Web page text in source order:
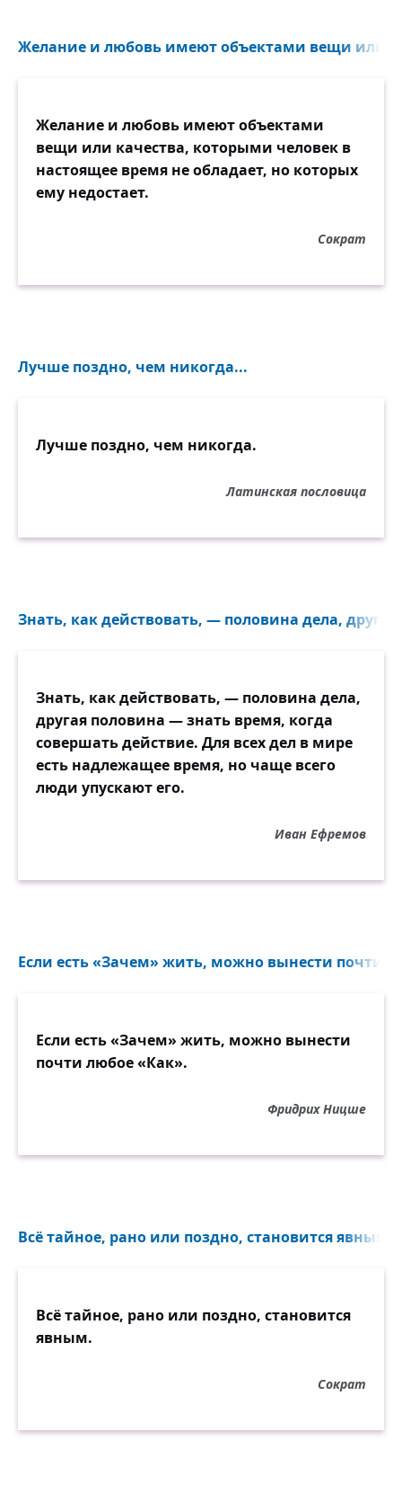
Желание и любовь имеют объектами вещи или
Желание и любовь имеют объектами
вещи или качества, которыми человек в
настоящее время не обладает, но которых
ему недостает.
Сократ
Лучше поздно, чем никогда...
Лучше поздно, чем никогда.
Латинская пословица
Знать, как действовать, — половина дела,
Знать, как действовать, — половина дела,
другая половина — знать время, когда
совершать действие. Для всех дел в мире
есть надлежащее время, но чаще всего
люди упускают его.
Иван Ефремов
Если есть «Зачем» жить, можно вынести почти
Если есть «Зачем» жить, можно вынести
почти любое «Как».
Фридрих Ницше
Всё тайное, рано или поздно, становится явным...
Всё тайное, рано или поздно, становится
явным.
Сократ